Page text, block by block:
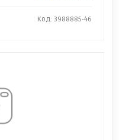
Код: 3988885-46